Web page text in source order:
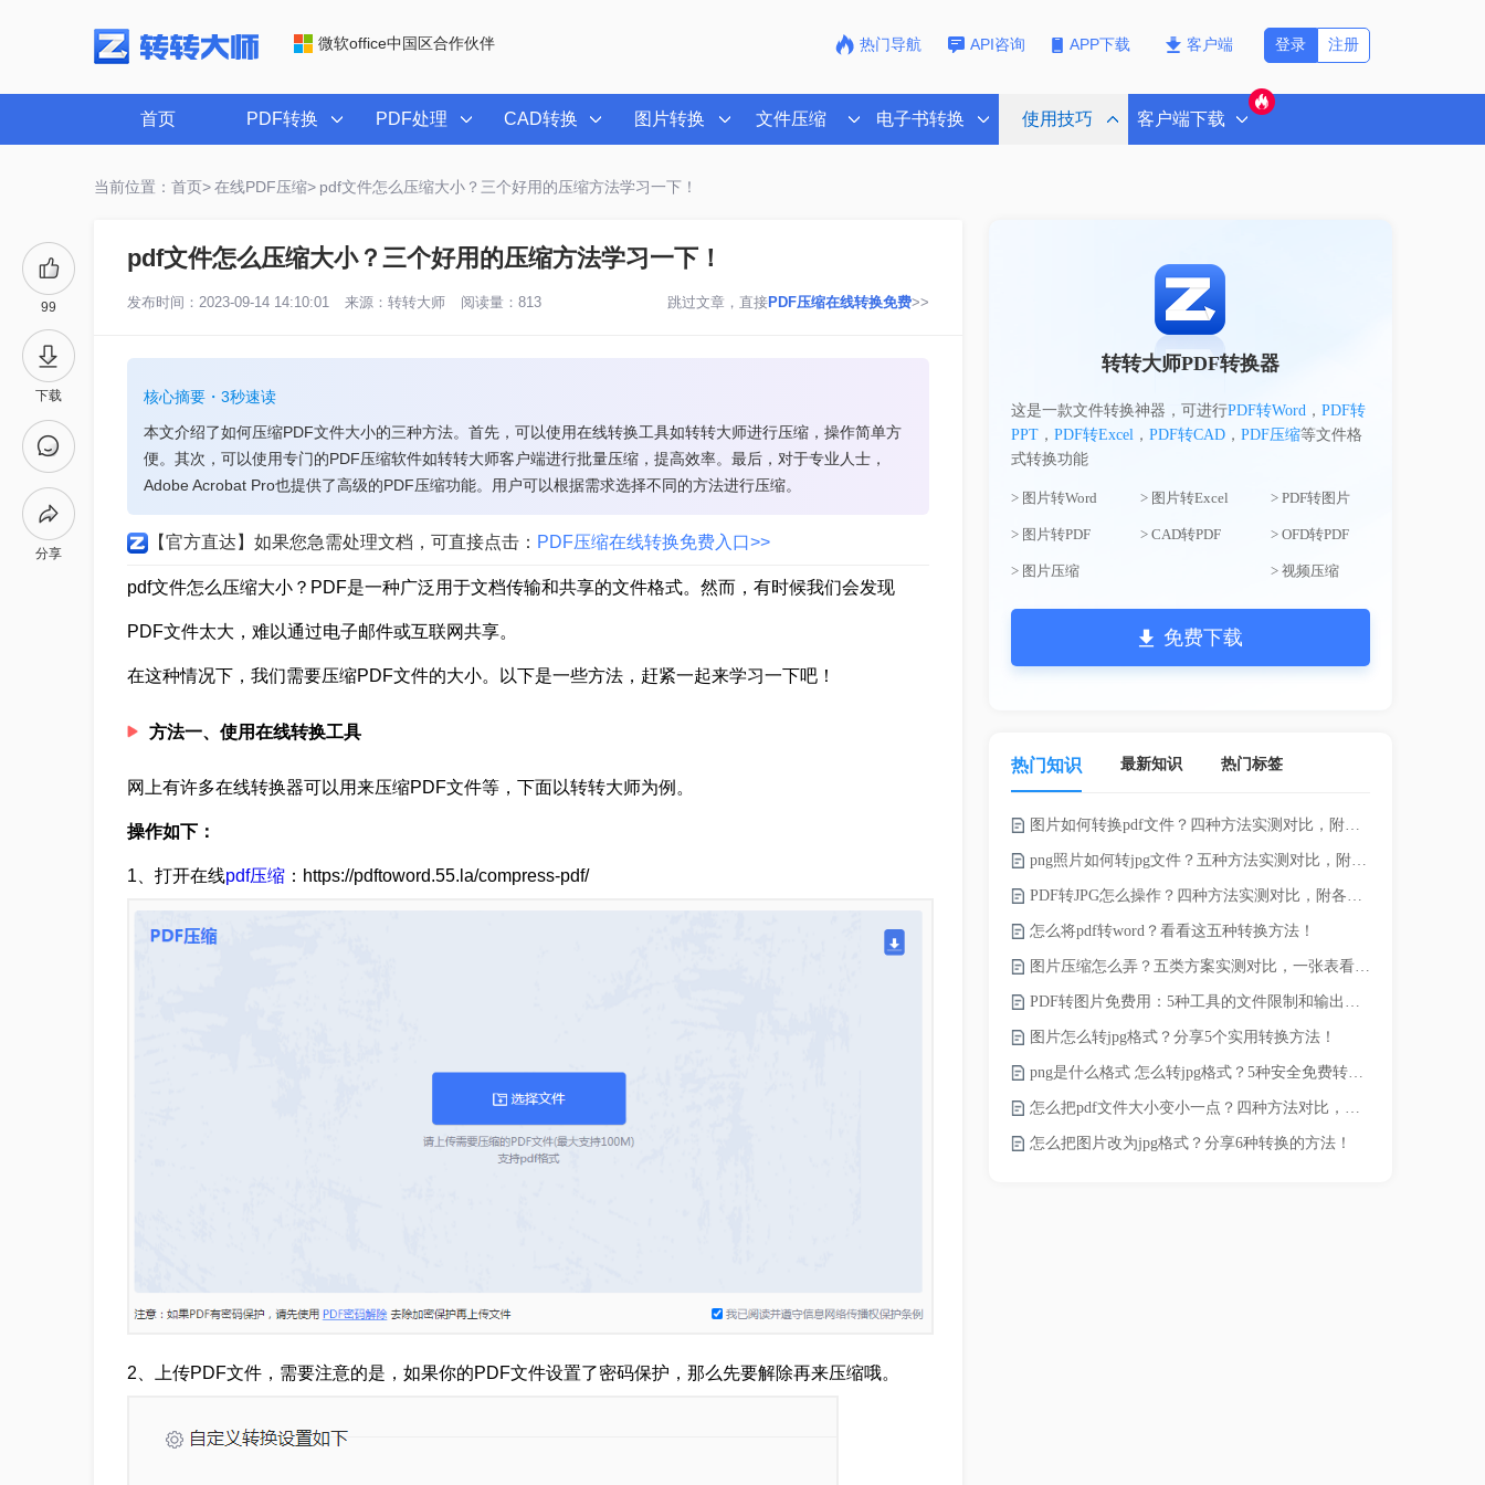
微软office中国区合作伙伴 热门导航 API咨询 APP下载 客户端 注册
登录
首页 PDF转换 PDF处理 CAD转换 图片转换 文件压缩 电子书转换 使用技巧 客户端下载
当前位置：首页> 在线PDF压缩> pdf文件怎么压缩大小？三个好用的压缩方法学习一下！
99
下载
分享
pdf文件怎么压缩大小？三个好用的压缩方法学习一下！
发布时间：2023-09-14 14:10:01 来源： 转转大师 阅读量：813 跳过文章，直接PDF压缩在线转换免费>>
核心摘要・3秒速读
本文介绍了如何压缩PDF文件大小的三种方法。首先，可以使用在线转换工具如转转大师进行压缩，操作简单方
便。其次，可以使用专门的PDF压缩软件如转转大师客户端进行批量压缩，提高效率。最后，对于专业人士，
Adobe Acrobat Pro也提供了高级的PDF压缩功能。用户可以根据需求选择不同的方法进行压缩。
【官方直达】如果您急需处理文档，可直接点击： PDF压缩在线转换免费入口>>
pdf文件怎么压缩大小？PDF是一种广泛用于文档传输和共享的文件格式。然而，有时候我们会发现
PDF文件太大，难以通过电子邮件或互联网共享。
在这种情况下，我们需要压缩PDF文件的大小。以下是一些方法，赶紧一起来学习一下吧！
方法一、使用在线转换工具
网上有许多在线转换器可以用来压缩PDF文件等，下面以转转大师为例。
操作如下：
1、打开在线pdf压缩：https://pdftoword.55.la/compress-pdf/
2、上传PDF文件，需要注意的是，如果你的PDF文件设置了密码保护，那么先要解除再来压缩哦。
转转大师PDF转换器
这是一款文件转换神器，可进行PDF转Word， PDF转
PPT， PDF转Excel， PDF转CAD， PDF压缩等文件格
式转换功能
> 图片转Word > 图片转Excel > PDF转图片
> 图片转PDF > CAD转PDF > OFD转PDF
> 图片压缩 > 视频压缩
免费下载
热门知识 最新知识 热门标签
图片如何转换pdf文件？四种方法实测对比，附各场景最优选！
png照片如何转jpg文件？五种方法实测对比，附各场景最优选!！
PDF转JPG怎么操作？四种方法实测对比，附各场景最优选！
怎么将pdf转word？看看这五种转换方法！
图片压缩怎么弄？五类方案实测对比，一张表看懂怎么选！
PDF转图片免费用：5种工具的文件限制和输出质量对比！
图片怎么转jpg格式？分享5个实用转换方法！
png是什么格式 怎么转jpg格式？5种安全免费转换方法全解析！
怎么把pdf文件大小变小一点？四种方法对比，一看就懂！
怎么把图片改为jpg格式？分享6种转换的方法！